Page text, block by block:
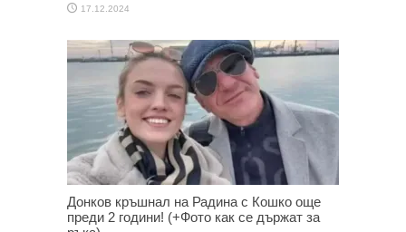
17.12.2024
Донков кръшнал на Радина с Кошко още
преди 2 години! (+Фото как се държат за